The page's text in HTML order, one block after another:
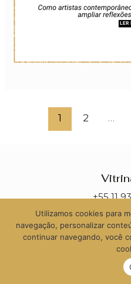
1 2 …
+55 11
Utilizamos cookies para
navegação, personalizar
continuar navegando, você